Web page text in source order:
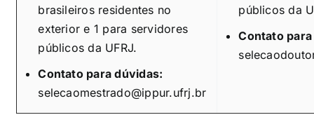
brasileiros residentes no
exterior e 1 para servidores
públicos da UFRJ.
Contato para dúvidas:
selecaomestrado@ippur.ufrj.br
públicos da
Contato